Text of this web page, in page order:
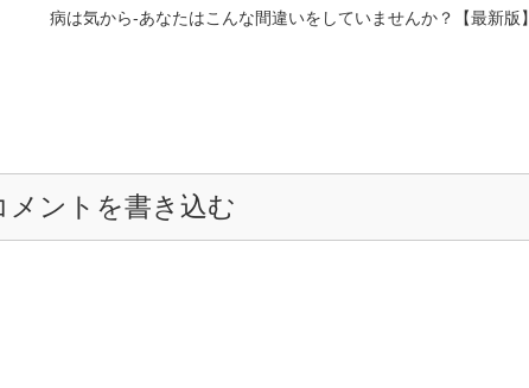
病は気から-あなたはこんな間違いをしていませんか？【最新版】
メントを書き込む